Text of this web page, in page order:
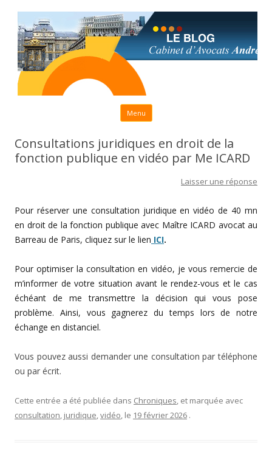
Menu Aller au contenu principal
Consultations juridiques en droit de la
fonction publique en vidéo par Me ICARD
Laisser une réponse
Pour réserver une consultation juridique en vidéo de 40 mn
en droit de la fonction publique avec Maître ICARD avocat au
Barreau de Paris, cliquez sur le lien ICI.
Pour optimiser la consultation en vidéo, je vous remercie de
m’informer de votre situation avant le rendez-vous et le cas
échéant de me transmettre la décision qui vous pose
problème. Ainsi, vous gagnerez du temps lors de notre
échange en distanciel.
Vous pouvez aussi demander une consultation par téléphone
ou par écrit.
Cette entrée a été publiée dans Chroniques, et marquée avec
consultation, juridique,vidéo, le 19 février 2026 .